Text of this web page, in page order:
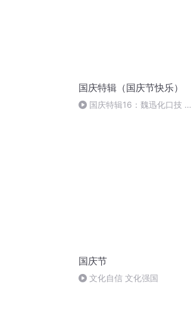
国庆特辑（国庆节快乐）
国庆特辑16：魏迅化口技 二
国庆节
文化自信 文化强国